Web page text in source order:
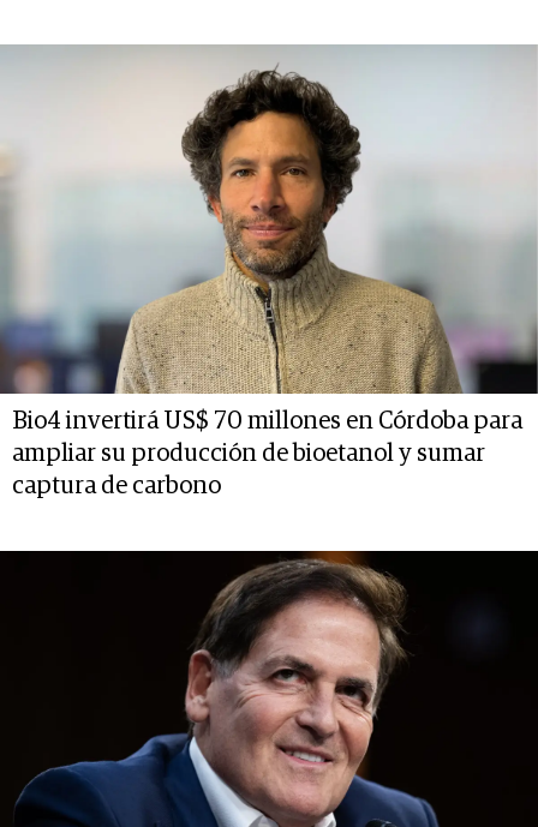
Bio4 invertirá US$ 70 millones en Córdoba para
ampliar su producción de bioetanol y sumar
captura de carbono